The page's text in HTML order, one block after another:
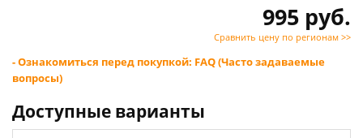
995 руб.
Сравнить цену по регионам >>
- Ознакомиться перед покупкой: FAQ (Часто задаваемые
вопросы)
Доступные варианты